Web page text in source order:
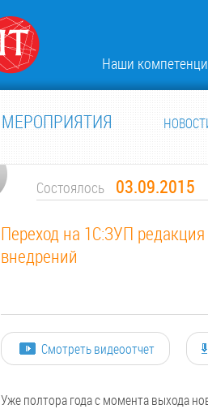
Наши
МЕРОПРИЯТИЯ
Состоялось
03.09.2015
Переход на 1С:ЗУП
внедрений
Смотреть видеоотчет
Уже полтора года с момента выхода